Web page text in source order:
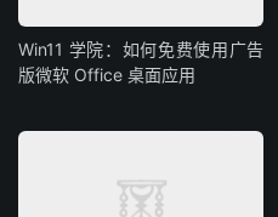
Win11 学院：如何免费使用广告
版微软 Office 桌面应用